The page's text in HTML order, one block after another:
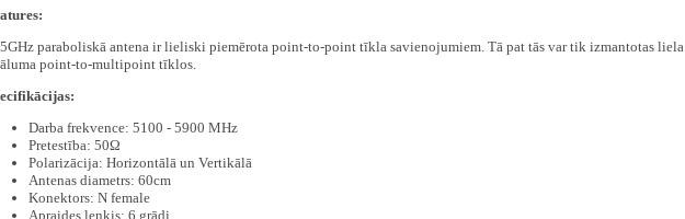
paraboliskā antena ir lieliski piemērota point-to-point tīkla savienojumiem. Tā pat tās var tik izmantotas liela
point-to-multipoint tīklos.
Darba frekvence: 5100 - 5900 MHz
Pretestība: 50Ω
Polarizācija: Horizontālā un Vertikālā
Antenas diametrs: 60cm
Konektors: N female
Apraides lenķis: 6 grādi